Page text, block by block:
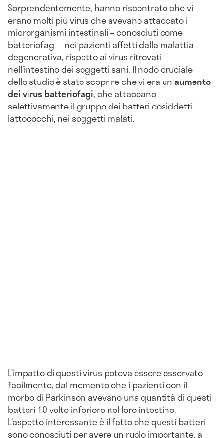
Sorprendentemente, hanno riscontrato che vi
erano molti più virus che avevano attaccato i
microrganismi intestinali – conosciuti come
batteriofagi – nei pazienti affetti dalla malattia
degenerativa, rispetto ai virus ritrovati
nell’intestino dei soggetti sani. Il nodo cruciale
dello studio è stato scoprire che vi era unaumento
dei virus batteriofagi,che attaccano
selettivamente il gruppo dei batteri cosiddetti
lattococchi, nei soggetti malati.
L’impatto di questi virus poteva essere osservato
facilmente, dal momento che i pazienti con il
morbo di Parkinson avevano una quantità di questi
batteri 10 volte inferiore nel loro intestino.
L’aspetto interessante è il fatto che questi batteri
sono conosciuti per avere un ruolo importante, a